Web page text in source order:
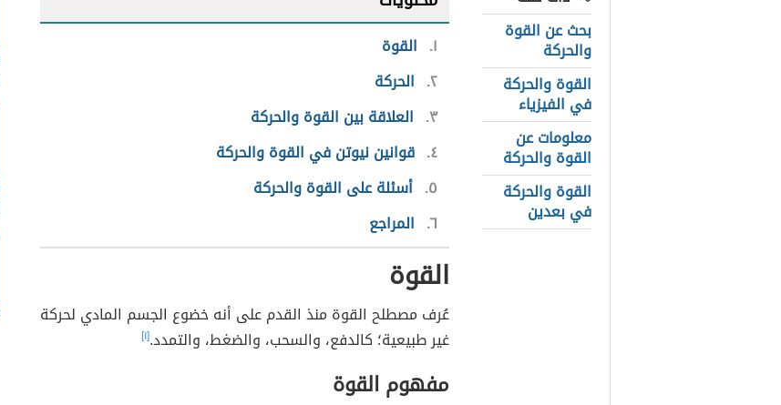
بحث عن القوة
والحركة
القوة والحركة
في الفيزياء
معلومات عن
القوة والحركة
القوة والحركة
في بعدين
١ القوة
٢ الحركة
٣ العلاقة بين القوة والحركة
٤ قوانين نيوتن في القوة والحركة
٥ أسئلة على القوة والحركة
٦ المراجع
القوة
عُرف مصطلح القوة منذ القدم على أنه خضوع الجسم المادي لحركة
غير طبيعية؛ كالدفع، والسحب، والضغط، والتمدد.[١]
مفهوم القوة